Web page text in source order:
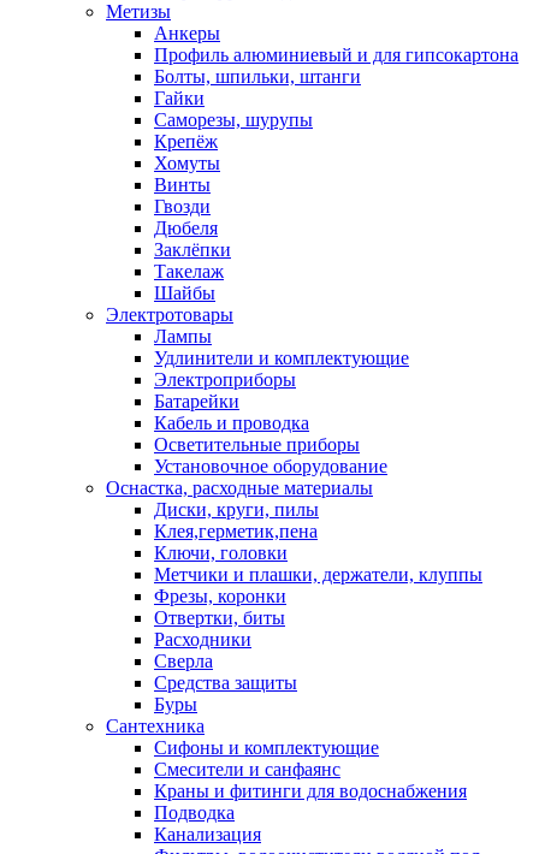
Метизы
Анкеры
Профиль алюминиевый и для гипсокартона
Болты, шпильки, штанги
Гайки
Саморезы, шурупы
Крепёж
Хомуты
Винты
Гвозди
Дюбеля
Заклёпки
Такелаж
Шайбы
Электротовары
Лампы
Удлинители и комплектующие
Электроприборы
Батарейки
Кабель и проводка
Осветительные приборы
Установочное оборудование
Оснастка, расходные материалы
Диски, круги, пилы
Клея,герметик,пена
Ключи, головки
Метчики и плашки, держатели, клуппы
Фрезы, коронки
Отвертки, биты
Расходники
Сверла
Средства защиты
Буры
Сантехника
Сифоны и комплектующие
Смесители и санфаянс
Краны и фитинги для водоснабжения
Подводка
Канализация